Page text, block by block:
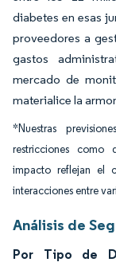
diabetes en esas
proveedores a
gastos
mercado de
materialice la
*Nuestras
restricciones como
impacto reflejan el
interacciones entre
Análisis de
Por Tipo de